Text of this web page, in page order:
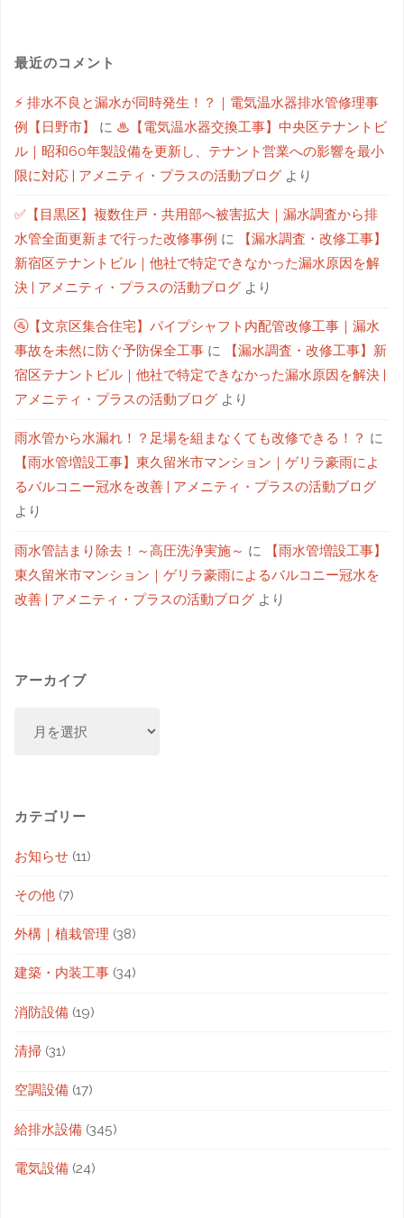
最近のコメント
⚡ 排水不良と漏水が同時発生！？｜電気温水器排水管修理事
例【日野市】
に ♨【電気温水器交換工事】中央区テナントビ
ル｜昭和60年製設備を更新し、テナント営業への影響を最小
限に対応 | アメニティ・プラスの活動ブログ より
✅【目黒区】複数住戸・共用部へ被害拡大｜漏水調査から排
水管全面更新まで行った改修事例 に
【漏水調査・改修工事】
新宿区テナントビル｜他社で特定できなかった漏水原因を解
決 | アメニティ・プラスの活動ブログ より
🚰【文京区集合住宅】パイプシャフト内配管改修工事｜漏水
事故を未然に防ぐ予防保全工事 に
【漏水調査・改修工事】新
宿区テナントビル｜他社で特定できなかった漏水原因を解決 |
アメニティ・プラスの活動ブログ より
雨水管から水漏れ！？足場を組まなくても改修できる！？ に
【雨水管増設工事】東久留米市マンション｜ゲリラ豪雨によ
るバルコニー冠水を改善 | アメニティ・プラスの活動ブログ
より
雨水管詰まり除去！～高圧洗浄実施～ に
【雨水管増設工事】
東久留米市マンション｜ゲリラ豪雨によるバルコニー冠水を
改善 | アメニティ・プラスの活動ブログ より
アーカイブ
カテゴリー
お知らせ (11)
その他 (7)
外構｜植栽管理 (38)
建築・内装工事 (34)
消防設備 (19)
清掃 (31)
空調設備 (17)
給排水設備 (345)
電気設備 (24)